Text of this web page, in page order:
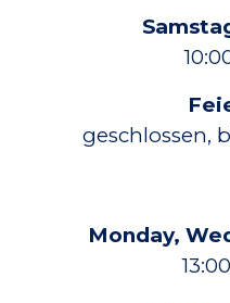
geschlossen,
Monday,